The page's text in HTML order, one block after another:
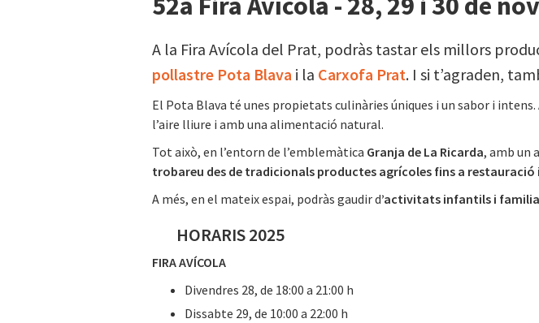
A la Fira Avícola del Prat, podràs tastar els millors
pollastre Pota Blava i la Carxofa Prat. I si t’agraden,
El Pota Blava té unes propietats culinàries úniques i un sabor i
l’aire lliure i amb una alimentació natural.
Tot això, en l’entorn de l’emblemàtica Granja de La Ricarda, amb un
trobareu des de tradicionals productes agrícoles fins a restauració
A més, en el mateix espai, podràs gaudir d’activitats infantils i
HORARIS 2025
FIRA AVÍCOLA
Divendres 28, de 18:00 a 21:00 h
Dissabte 29, de 10:00 a 22:00 h